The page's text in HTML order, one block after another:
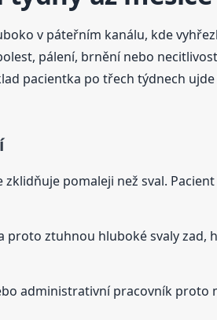
v páteřním kanálu, kde
pálení, brnění nebo
pacientka po třech týdnech
pomaleji než sval.
ztuhnou hluboké svaly zad,
administrativní pracovník proto